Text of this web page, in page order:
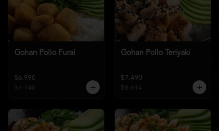
Gohan Pollo Furai
$6.990
$7.140
Gohan Pollo Teriyaki
$7.490
$8.614